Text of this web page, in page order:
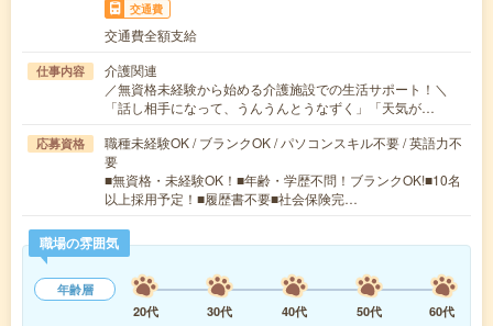
交通費
交通費全額支給
仕事内容
介護関連
／無資格未経験から始める介護施設での生活サポート！＼
「話し相手になって、うんうんとうなずく」「天気が…
応募資格
職種未経験OK / ブランクOK / パソコンスキル不要 / 英語力不
要
■無資格・未経験OK！■年齢・学歴不問！ブランクOK!■10名
以上採用予定！■履歴書不要■社会保険完…
職場の雰囲気
年齢層
20代
30代 40代 50代
60代